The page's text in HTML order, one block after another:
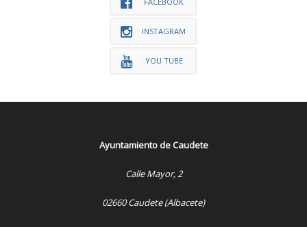
INSTAGRAM
YOU TUBE
Ayuntamiento de Caudete
Calle Mayor, 2
02660 Caudete (Albacete)